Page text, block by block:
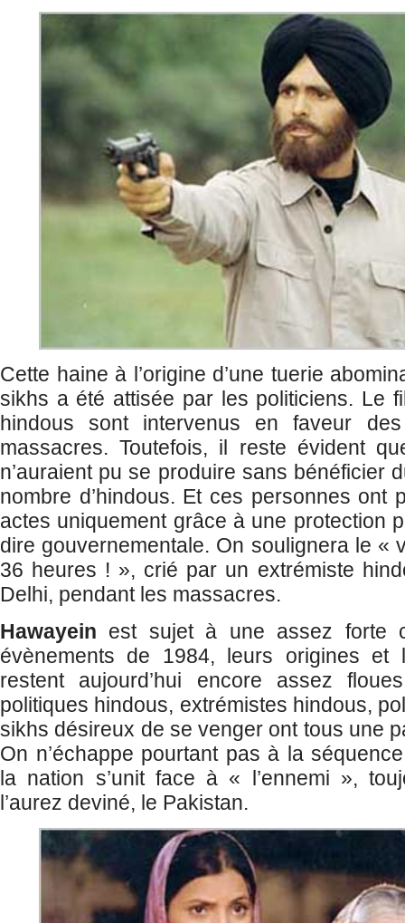
Cette haine à l’origine d’une tuerie
sikhs a été attisée par les politiciens. Le
hindous sont intervenus en faveur
massacres. Toutefois, il reste évident
n’auraient pu se produire sans bénéficier
nombre d’hindous. Et ces personnes ont
actes uniquement grâce à une protection
dire gouvernementale. On soulignera le «
36 heures ! », crié par un extrémiste
Delhi, pendant les massacres.
Hawayein est sujet à une assez forte
évènements de 1984, leurs origines et
restent aujourd’hui encore assez
politiques hindous, extrémistes hindous,
sikhs désireux de se venger ont tous une
On n’échappe pourtant pas à la
la nation s’unit face à « l’ennemi »,
l’aurez deviné, le Pakistan.